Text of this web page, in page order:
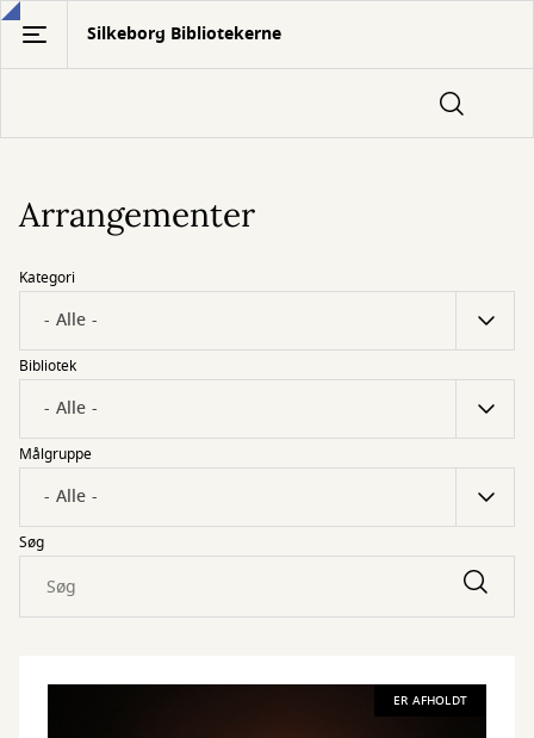
Gå
hovedindhold
Silkeborg Bibliotekerne
Arrangementer
Kategori
Bibliotek
Målgruppe
Søg
ER AFHOLDT